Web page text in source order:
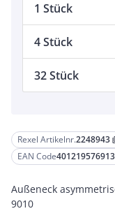
Rexel Artikelnr.2248943
EAN Code
Außeneck
9010
1 Stück
4 Stück
32 Stück